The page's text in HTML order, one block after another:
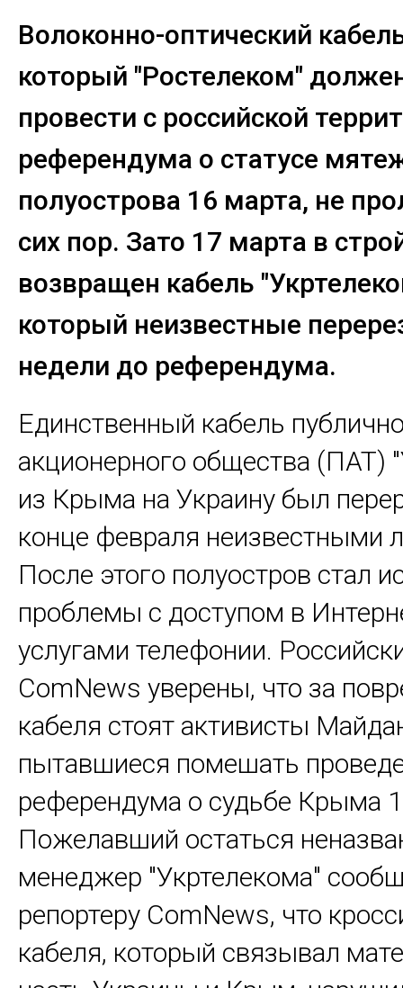
Волоконно-оптический
который "Ростелеком"
провести с российской
референдума о статусе
полуострова 16 марта, не
сих пор. Зато 17 марта в
возвращен кабель
который неизвестные
недели до референдума.
Единственный кабель
акционерного общества (ПАТ)
из Крыма на Украину был
конце февраля неизвестными
После этого полуостров стал
проблемы с доступом в
услугами телефонии.
ComNews уверены, что за
кабеля стоят активисты
пытавшиеся помешать
референдума о судьбе Крыма
Пожелавший остаться
менеджер "Укртелекома"
репортеру ComNews, что
кабеля, который связывал